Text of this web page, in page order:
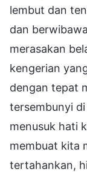
lembut dan
dan
merasakan
kengerian
dengan tepat
tersembunyi
menusuk hati
membuat kita
tertahankan,